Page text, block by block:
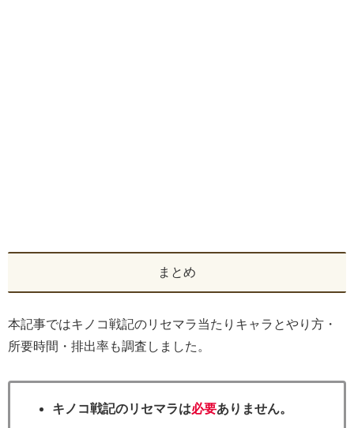
まとめ
本記事ではキノコ戦記のリセマラ当たりキャラとやり方・
所要時間・排出率も調査しました。
キノコ戦記のリセマラは必要ありません。